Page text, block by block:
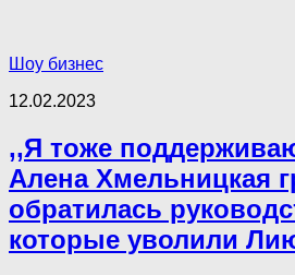
Шоу бизнес
12.02.2023
,,Я тоже
Алена Хмельницкая
обратилась
которые уволили